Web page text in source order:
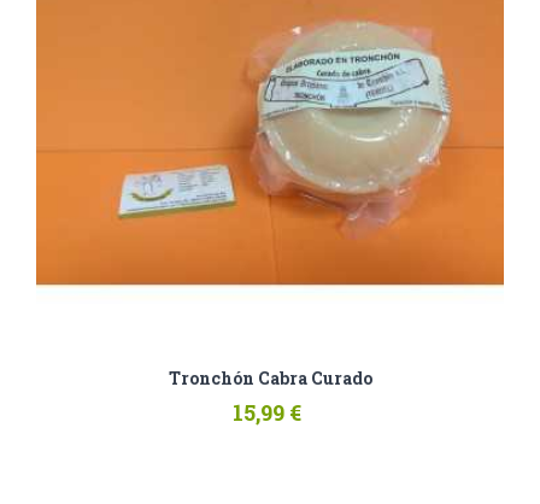
Tronchón Cabra Curado
15,99 €